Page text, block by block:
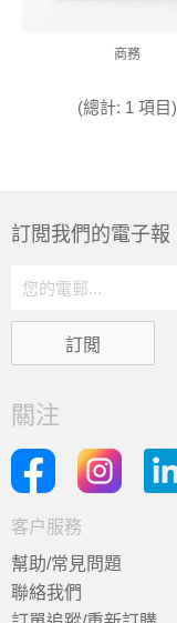
商務
(總計: 1 項目)
訂閲我們的電子報
關注
客户服務
幫助/常見問題
聯絡我們